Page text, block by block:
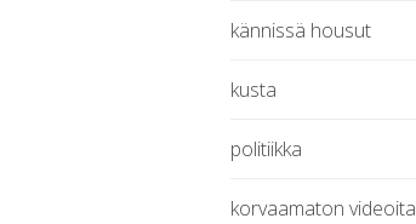
kännissä housut
kusta
politiikka
korvaamaton videoita